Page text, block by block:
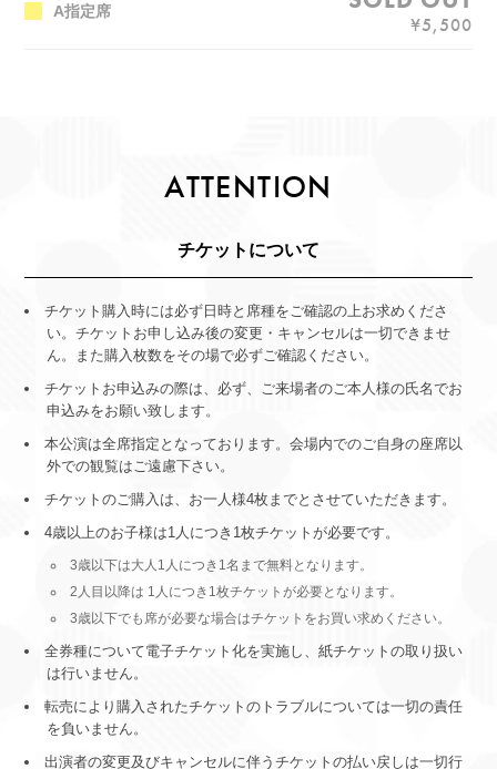
A指定席
¥5,500
ATTENTION
チケットについて
チケット購入時には必ず日時と席種をご確認の上お求めくださ
い。チケットお申し込み後の変更・キャンセルは一切できませ
ん。また購入枚数をその場で必ずご確認ください。
チケットお申込みの際は、必ず、ご来場者のご本人様の氏名でお
申込みをお願い致します。
本公演は全席指定となっております。会場内でのご自身の座席以
外での観覧はご遠慮下さい。
チケットのご購入は、お一人様4枚までとさせていただきます。
4歳以上のお子様は1人につき1枚チケットが必要です。
3歳以下は大人1人につき1名まで無料となります。
2人目以降は 1人につき1枚チケットが必要となります。
3歳以下でも席が必要な場合はチケットをお買い求めください。
全券種について電子チケット化を実施し、紙チケットの取り扱い
は行いません。
転売により購入されたチケットのトラブルについては一切の責任
を負いません。
出演者の変更及びキャンセルに伴うチケットの払い戻しは一切行